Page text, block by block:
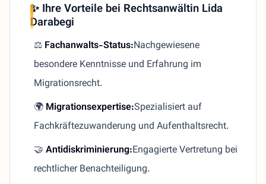
✨ Ihre Vorteile bei Rechtsanwältin Lida
Darabegi
⚖️ Fachanwalts-Status:Nachgewiesene
besondere Kenntnisse und Erfahrung im
Migrationsrecht.
🌍 Migrationsexpertise:Spezialisiert auf
Fachkräftezuwanderung und Aufenthaltsrecht.
🤝 Antidiskriminierung:Engagierte Vertretung bei
rechtlicher Benachteiligung.